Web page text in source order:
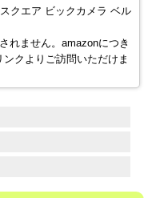
クエア ビックカメラ ベル
れません。amazonにつき
クよりご訪問いただけま